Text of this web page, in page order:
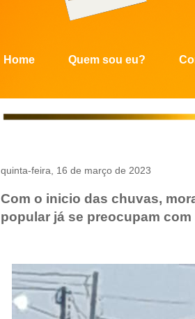
Home Quem sou eu?
quinta-feira, 16 de março de 2023
Com o inicio das chuvas,
popular já se preocupam